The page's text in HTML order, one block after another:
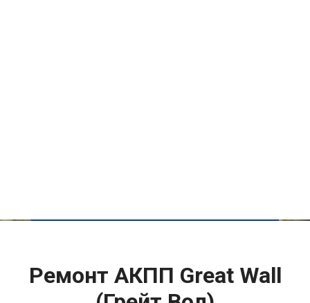
Ремонт АКПП Great Wall